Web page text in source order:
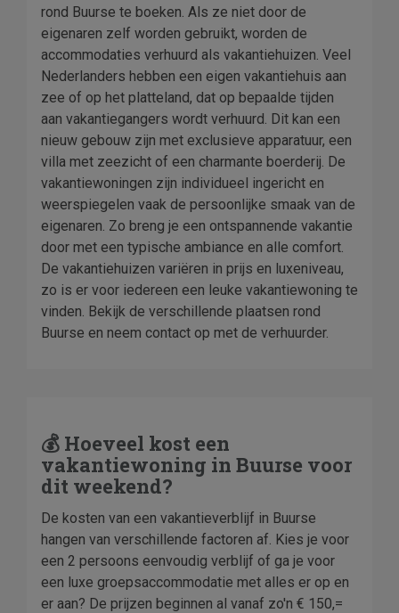
rond Buurse te boeken. Als ze niet door de
eigenaren zelf worden gebruikt, worden de
accommodaties verhuurd als vakantiehuizen. Veel
Nederlanders hebben een eigen vakantiehuis aan
zee of op het platteland, dat op bepaalde tijden
aan vakantiegangers wordt verhuurd. Dit kan een
nieuw gebouw zijn met exclusieve apparatuur, een
villa met zeezicht of een charmante boerderij. De
vakantiewoningen zijn individueel ingericht en
weerspiegelen vaak de persoonlijke smaak van de
eigenaren. Zo breng je een ontspannende vakantie
door met een typische ambiance en alle comfort.
De vakantiehuizen variëren in prijs en luxeniveau,
zo is er voor iedereen een leuke vakantiewoning te
vinden. Bekijk de verschillende plaatsen rond
Buurse en neem contact op met de verhuurder.
💰 Hoeveel kost een
vakantiewoning in Buurse voor
dit weekend?
De kosten van een vakantieverblijf in Buurse
hangen van verschillende factoren af. Kies je voor
een 2 persoons eenvoudig verblijf of ga je voor
een luxe groepsaccommodatie met alles er op en
er aan? De prijzen beginnen al vanaf zo'n € 150,=